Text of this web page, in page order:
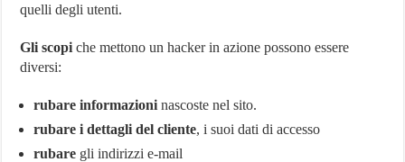
quelli degli utenti.
Gli scopi che mettono un hacker in azione possono essere
diversi:
rubare informazioni nascoste nel sito.
rubare i dettagli del cliente, i suoi dati di accesso
rubare gli indirizzi e-mail